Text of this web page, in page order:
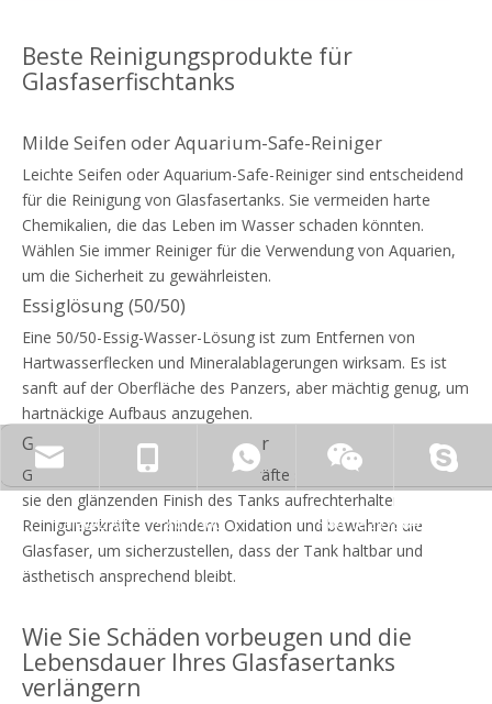
Beste Reinigungsprodukte für
Glasfaserfischtanks
Milde Seifen oder Aquarium-Safe-Reiniger
Leichte Seifen oder Aquarium-Safe-Reiniger sind entscheidend
für die Reinigung von Glasfasertanks. Sie vermeiden harte
Chemikalien, die das Leben im Wasser schaden könnten.
Wählen Sie immer Reiniger für die Verwendung von Aquarien,
um die Sicherheit zu gewährleisten.
Essiglösung (50/50)
Eine 50/50-Essig-Wasser-Lösung ist zum Entfernen von
Hartwasserflecken und Mineralablagerungen wirksam. Es ist
sanft auf der Oberfläche des Panzers, aber mächtig genug, um
hartnäckige Aufbaus anzugehen.
Glasfaserspezifische Reiniger
Glasfaserspezifische Reinigungskräfte sind so konzipiert, dass
sie den glänzenden Finish des Tanks aufrechterhalten. Diese
Reinigungskräfte verhindern Oxidation und bewahren die
Glasfaser, um sicherzustellen, dass der Tank haltbar und
ästhetisch ansprechend bleibt.
Wie Sie Schäden vorbeugen und die
Lebensdauer Ihres Glasfasertanks
verlängern
zhyfrp@zhyfrp.com.cn
sale@zhyfrp.com.cn
sale03@zhyfrp.com.cn
+86 15801078718
+86 15005619161
+86 18297984288
+86 15005619161
+86 18297984288